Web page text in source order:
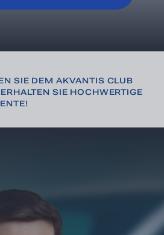
SIE DEM AKVANTIS CLUB
SIE HOCHWERTIGE